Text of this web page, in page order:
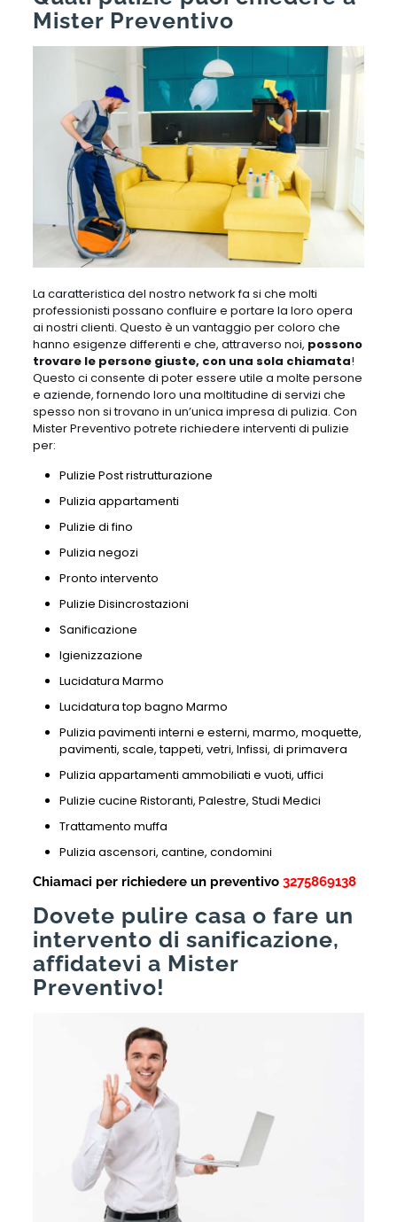
Mister Preventivo
La caratteristica del nostro network fa si che molti
professionisti possano confluire e portare la loro opera
ai nostri clienti. Questo è un vantaggio per coloro che
hanno esigenze differenti e che, attraverso noi, possono
trovare le persone giuste, con una sola chiamata!
Questo ci consente di poter essere utile a molte persone
e aziende, fornendo loro una moltitudine di servizi che
spesso non si trovano in un’unica impresa di pulizia. Con
Mister Preventivo potrete richiedere interventi di pulizie
per:
Pulizie Post ristrutturazione
Pulizia appartamenti
Pulizie di fino
Pulizia negozi
Pronto intervento
Pulizie Disincrostazioni
Sanificazione
Igienizzazione
Lucidatura Marmo
Lucidatura top bagno Marmo
Pulizia pavimenti interni e esterni, marmo, moquette,
pavimenti, scale, tappeti, vetri, Infissi, di primavera
Pulizia appartamenti ammobiliati e vuoti, uffici
Pulizie cucine Ristoranti, Palestre, Studi Medici
Trattamento muffa
Pulizia ascensori, cantine, condomini
Chiamaci per richiedere un preventivo 3275869138
Dovete pulire casa o fare un
intervento di sanificazione,
affidatevi a Mister
Preventivo!